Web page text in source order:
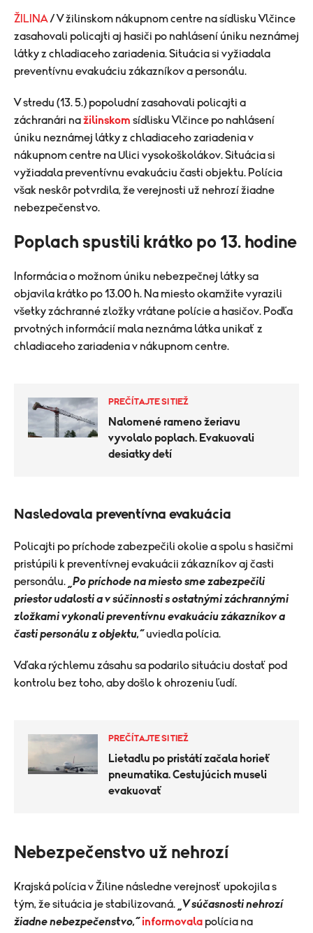
ŽILINA / V žilinskom nákupnom centre na sídlisku Vlčince
zasahovali policajti aj hasiči po nahlásení úniku neznámej
látky z chladiaceho zariadenia. Situácia si vyžiadala
preventívnu evakuáciu zákazníkov a personálu.
V stredu (13. 5.) popoludní zasahovali policajti a
záchranári nažilinskom sídlisku Vlčince po nahlásení
úniku neznámej látky z chladiaceho zariadenia v
nákupnom centre na Ulici vysokoškolákov. Situácia si
vyžiadala preventívnu evakuáciu časti objektu. Polícia
však neskôr potvrdila, že verejnosti už nehrozí žiadne
nebezpečenstvo.
Poplach spustili krátko po 13. hodine
Informácia o možnom úniku nebezpečnej látky sa
objavila krátko po 13.00 h. Na miesto okamžite vyrazili
všetky záchranné zložky vrátane polície a hasičov. Podľa
prvotných informácií mala neznáma látka unikať z
chladiaceho zariadenia v nákupnom centre.
PREČÍTAJTE SI TIEŽ
Nalomené rameno žeriavu
vyvolalo poplach. Evakuovali
desiatky detí
Nasledovala preventívna evakuácia
Policajti po príchode zabezpečili okolie a spolu s hasičmi
pristúpili k preventívnej evakuácii zákazníkov aj časti
personálu.
„Po príchode na miesto sme zabezpečili
priestor udalosti a v súčinnosti s ostatnými záchrannými
zložkami vykonali preventívnu evakuáciu zákazníkov a
časti personálu z objektu,“ uviedla polícia.
Vďaka rýchlemu zásahu sa podarilo situáciu dostať pod
kontrolu bez toho, aby došlo k ohrozeniu ľudí.
PREČÍTAJTE SI TIEŽ
Lietadlu po pristátí začala horieť
pneumatika. Cestujúcich museli
evakuovať
Nebezpečenstvo už nehrozí
Krajská polícia v Žiline následne verejnosť upokojila s
tým, že situácia je stabilizovaná.
„V súčasnosti nehrozí
žiadne nebezpečenstvo,“ informovala polícia na